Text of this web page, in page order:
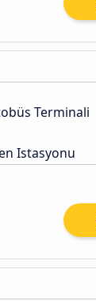
Terminali
Istasyonu